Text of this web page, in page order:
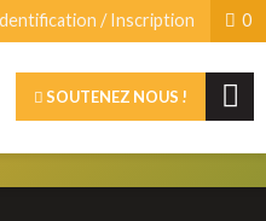
0
/ Inscription
SOUTENEZ NOUS !